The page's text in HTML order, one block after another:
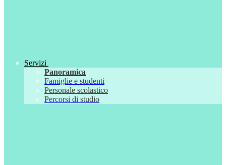
Servizi
Panoramica
Famiglie e studenti
Personale scolastico
Percorsi di studio